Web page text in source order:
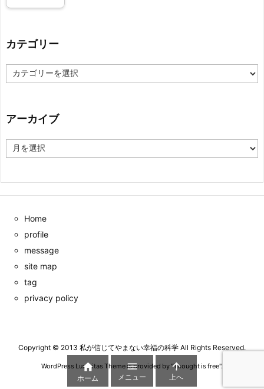
カテゴリー
テ
ー
アーカイブ
ー
Home
profile
message
site map
tag
privacy policy
Copyright © 2013 私が信じてやまない幸福の科学 All Rights Reserved.
WordPress Luxeritas Theme is provided by "Thought is free".

ホーム

メニュー

上へ